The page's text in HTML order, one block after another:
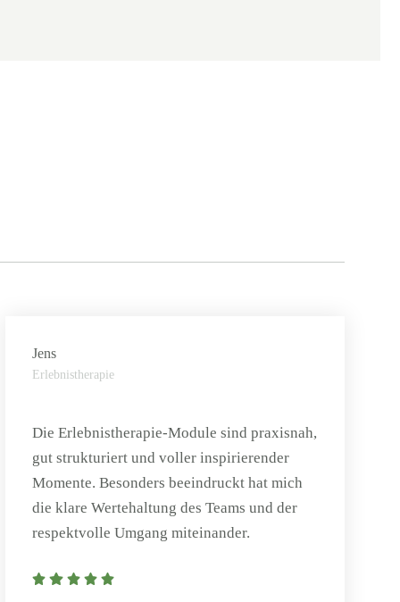
Jens
Erlebnistherapie
Die Erlebnistherapie-Module sind praxisnah,
gut strukturiert und voller inspirierender
Momente. Besonders beeindruckt hat mich
die klare Wertehaltung des Teams und der
respektvolle Umgang miteinander.